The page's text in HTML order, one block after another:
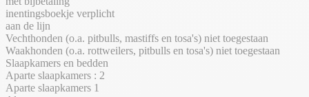
inentingsboekje verplicht
aan de lijn
Vechthonden (o.a. pitbulls, mastiffs en tosa's) niet toegestaan
Waakhonden (o.a. rottweilers, pitbulls en tosa's) niet toegestaan
Slaapkamers en bedden
Aparte slaapkamers : 2
Aparte slaapkamers 1